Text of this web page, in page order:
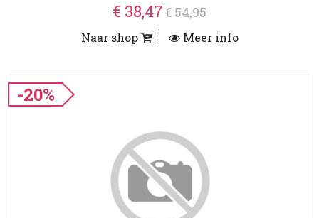
€ 38,47€ 54,95
Naar shop Meer info
-20%